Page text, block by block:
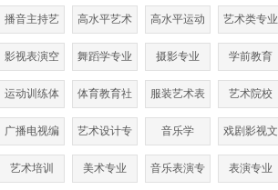
点
试
播音主持艺
术
高水平艺术
团
高水平运动
队
艺术类专业
影视表演空
乘
舞蹈学专业 摄影专业 学前教育
运动训练体
育单招
体育教育社
会体育
服装艺术表
演
艺术院校
广播电视编
导
艺术设计专
业
音乐学 戏剧影视文
学
艺术培训
美术专业 音乐表演专 表演专业